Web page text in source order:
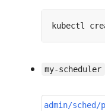
my-scheduler
admin/sched/